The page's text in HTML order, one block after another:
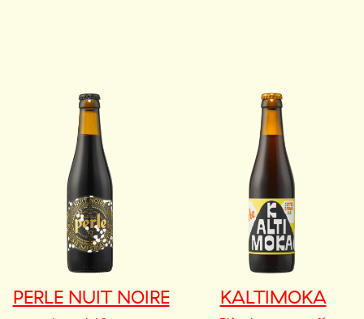
PERLE NUIT NOIRE KALTIMOKA